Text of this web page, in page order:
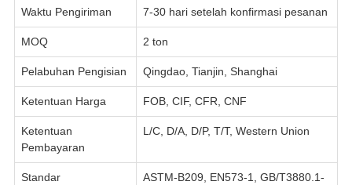
Waktu Pengiriman 7-30 hari setelah konfirmasi pesanan
MOQ 2 ton
Pelabuhan Pengisian Qingdao, Tianjin, Shanghai
Ketentuan Harga FOB, CIF, CFR, CNF
Ketentuan
Pembayaran
L/C, D/A, D/P, T/T, Western Union
Standar
ASTM-B209, EN573-1, GB/T3880.1-